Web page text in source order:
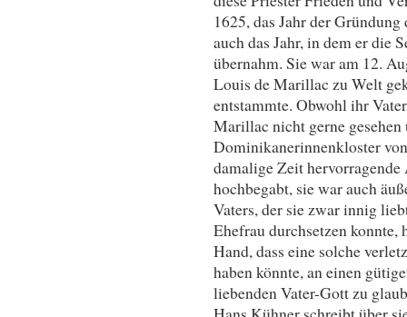
1625, das Jahr der
auch das Jahr, in dem er die
übernahm. Sie war am 12.
Louis de Marillac zu Welt
entstammte. Obwohl ihr
Marillac nicht gerne
Dominikanerinnenkloster
damalige Zeit
hochbegabt, sie war auch
Vaters, der sie zwar innig
Ehefrau durchsetzen konnte,
Hand, dass eine solche
haben könnte, an einen
liebenden Vater-Gott zu